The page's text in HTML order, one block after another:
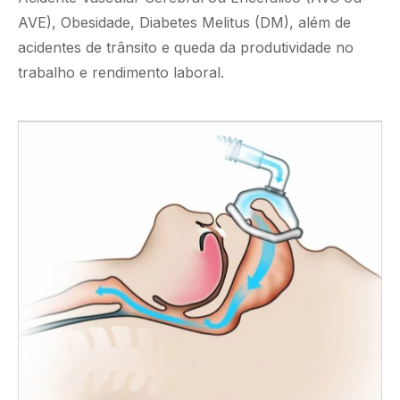
AVE), Obesidade, Diabetes Melitus (DM), além de
acidentes de trânsito e queda da produtividade no
trabalho e rendimento laboral.